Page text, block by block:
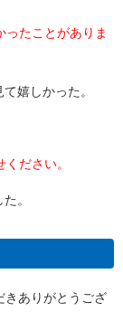
たことがありま
嬉しかった。
ださい。
。
きありがとうござ